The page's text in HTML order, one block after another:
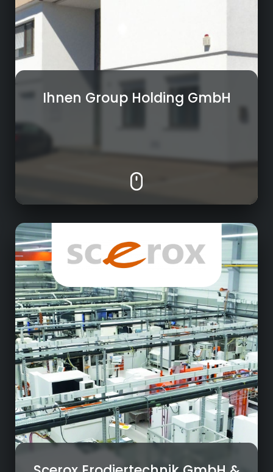
Ihnen Group Holding GmbH
Metallindustrie
Erodieren (Draht-, Senk- und Startloch) +
Mechanische Bearbeitung:
Fräsen, Drehen, Dreh-Fräsen, Schleifen + PECM
+ Qualitätssicherung mit Messtechnik